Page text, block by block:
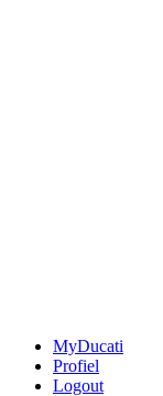
MyDucati
Profiel
Logout